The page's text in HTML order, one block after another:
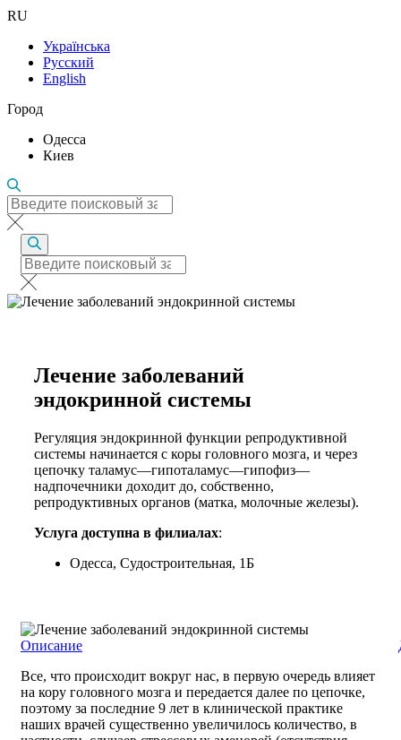
RU
Українська
Русский
English
Город
Одесса
Киев
Лечение заболеваний
эндокринной системы
Регуляция эндокринной функции репродуктивной
системы начинается с коры головного мозга, и через
цепочку таламус—гипоталамус—гипофиз—
надпочечники доходит до, собственно,
репродуктивных органов (матка, молочные железы).
Услуга доступна в филиалах:
Одесса, Судостроительная, 1Б
Описание
Все, что происходит вокруг нас, в первую очередь влияет
на кору головного мозга и передается далее по цепочке,
поэтому за последние 9 лет в клинической практике
наших врачей существенно увеличилось количество, в